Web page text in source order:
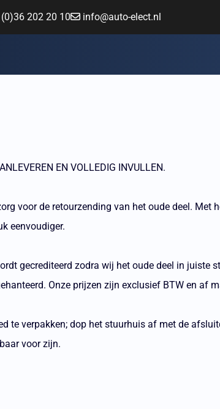
202 20 10 info@auto-elect.nl
EN VOLLEDIG INVULLEN.
voor de retourzending van het oude deel. Met
eenvoudiger.
gecrediteerd zodra wij het oude deel in juiste
Onze prijzen zijn exclusief BTW en af
te verpakken; dop het stuurhuis af met de
voor zijn.